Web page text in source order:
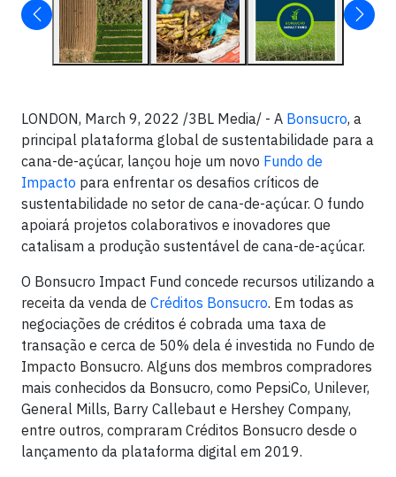
LONDON, March 9, 2022 /3BL Media/ - A Bonsucro, a
principal plataforma global de sustentabilidade para a
cana-de-açúcar, lançou hoje um novo Fundo de
Impacto para enfrentar os desafios críticos de
sustentabilidade no setor de cana-de-açúcar. O fundo
apoiará projetos colaborativos e inovadores que
catalisam a produção sustentável de cana-de-açúcar.
O Bonsucro Impact Fund concede recursos utilizando a
receita da venda de Créditos Bonsucro. Em todas as
negociações de créditos é cobrada uma taxa de
transação e cerca de 50% dela é investida no Fundo de
Impacto Bonsucro. Alguns dos membros compradores
mais conhecidos da Bonsucro, como PepsiCo, Unilever,
General Mills, Barry Callebaut e Hershey Company,
entre outros, compraram Créditos Bonsucro desde o
lançamento da plataforma digital em 2019.